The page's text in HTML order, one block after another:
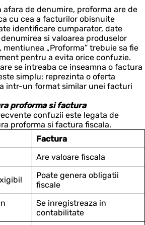
afara de denumire, proforma are de
cu cea a facturilor obisnuite
identificare cumparator, date
si valoarea produselor
„Proforma” trebuie sa fie
pentru a evita orice confuzie.
se intreaba ce inseamna o factura
simplu: reprezinta o oferta
intr-un format similar unei facturi
proforma si factura
confuzii este legata de
proforma si factura fiscala.
Factura
Are valoare fiscala
Poate genera obligatii
fiscale
Se inregistreaza in
contabilitate